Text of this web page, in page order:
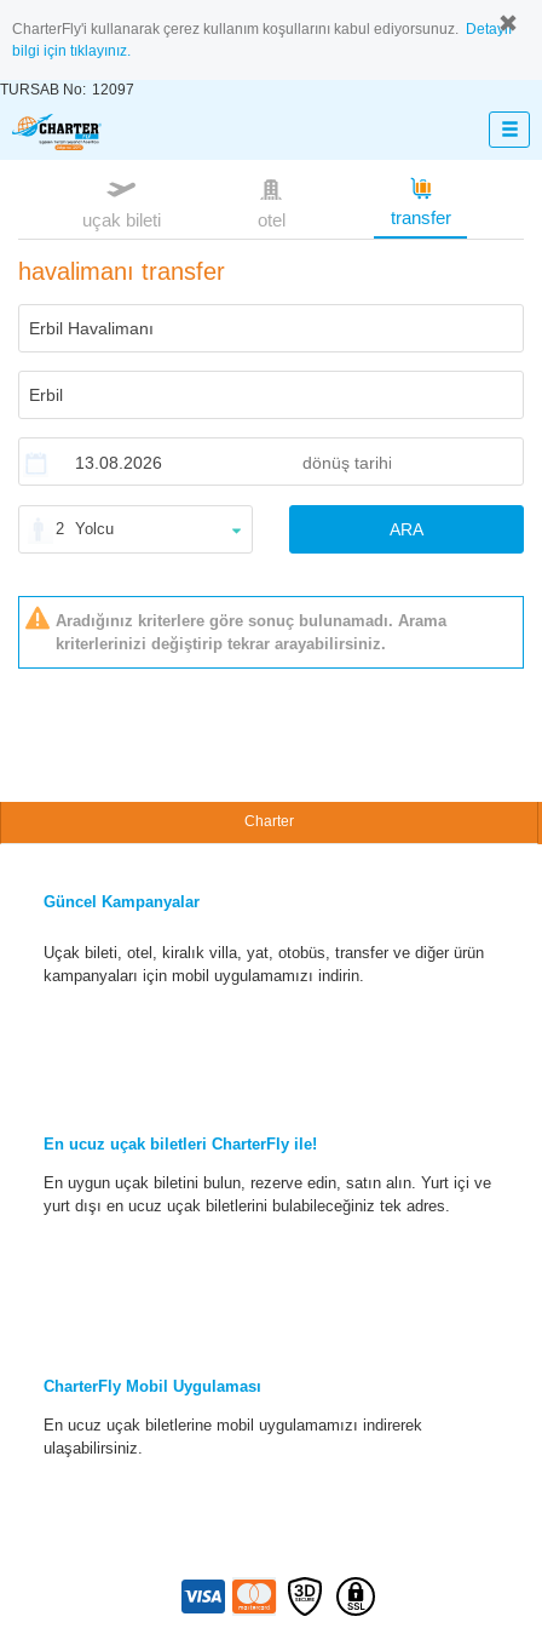
CharterFly'i kullanarak çerez kullanım koşullarını kabul ediyorsunuz. Detaylı
bilgi için tıklayınız.
TURSAB No: 12097
uçak bileti otel transfer
havalimanı transfer
2 Yolcu ARA
Aradığınız kriterlere göre sonuç bulunamadı. Arama
kriterlerinizi değiştirip tekrar arayabilirsiniz.
Charter
Güncel Kampanyalar
Uçak bileti, otel, kiralık villa, yat, otobüs, transfer ve diğer ürün
kampanyaları için mobil uygulamamızı indirin.
En ucuz uçak biletleri CharterFly ile!
En uygun uçak biletini bulun, rezerve edin, satın alın. Yurt içi ve
yurt dışı en ucuz uçak biletlerini bulabileceğiniz tek adres.
CharterFly Mobil Uygulaması
En ucuz uçak biletlerine mobil uygulamamızı indirerek
ulaşabilirsiniz.